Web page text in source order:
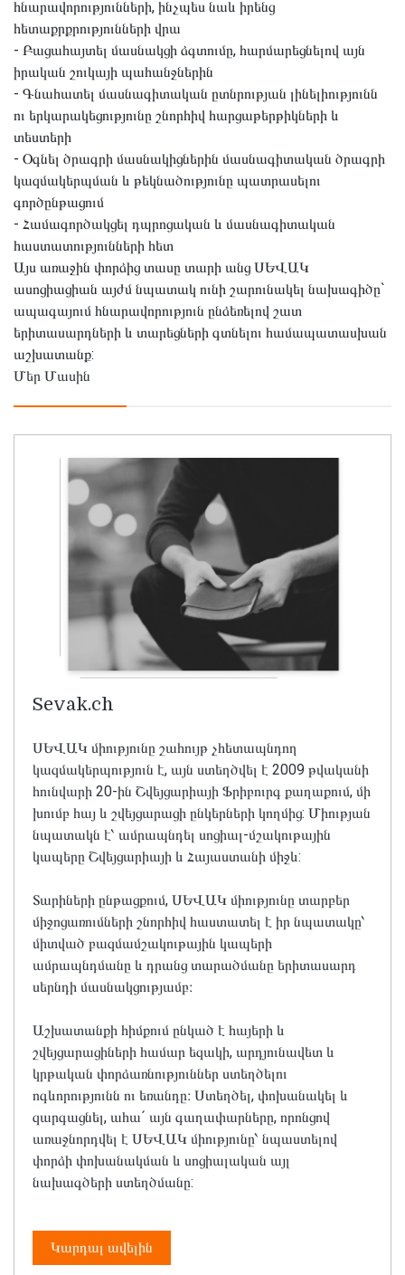
Մեր Մասին
Sevak.ch
ՍԵՎԱԿ միությունը շահույթ չհետապնդող
կազմակերպություն է, այն ստեղծվել է 2009 թվականի
հունվարի 20-ին Շվեյցարիայի Ֆրիբուրգ քաղաքում, մի
խումբ հայ և շվեյցարացի ընկերների կողմից: Միության
նպատակն է՝ ամրապնդել սոցիալ-մշակութային
կապերը Շվեյցարիայի և Հայաստանի միջև:
Տարիների ընթացքում, ՍԵՎԱԿ միությունը տարբեր
միջոցառումների շնորհիվ հաստատել է իր նպատակը՝
միտված բազմամշակութային կապերի
ամրապնդմանը և դրանց տարածմանը երիտասարդ
սերնդի մասնակցությամբ։
Աշխատանքի հիմքում ընկած է հայերի և
շվեյցարացիների համար եզակի, արդյունավետ և
կրթական փորձառնություններ ստեղծելու
ոգևորությունն ու եռանդը։ Ստեղծել, փոխանակել և
զարգացնել, ահա´ այն գաղափարները, որոնցով
առաջնորդվել է ՍԵՎԱԿ միությունը՝ նպաստելով
փորձի փոխանակման և սոցիալական այլ
նախագծերի ստեղծմանը:
Կարդալ ավելին
հնարավորությունների, ինչպես նաև իրենց
հետաքրքրությունների վրա
- Բացահայտել մասնակցի ձգտումը, հարմարեցնելով այն
իրական շուկայի պահանջներին
- Գնահատել մասնագիտական ըտնրության լինելիությունն
ու երկարակեցությունը շնորհիվ հարցաթերթիկների և
տեստերի
- Օգնել ծրագրի մասնակիցներին մասնագիտական ծրագրի
կազմակերպման և թեկնածությունը պատրասելու
գործընթացում
- Համագործակցել դպրոցական և մասնագիտական
հաստատությունների հետ
Այս առաջին փորձից տասը տարի անց ՍԵՎԱԿ
ասոցիացիան այժմ նպատակ ունի շարունակել նախագիծը`
ապագայում հնարավորություն ընձեռելով շատ
երիտասարդների և տարեցների գտնելու համապատասխան
աշխատանք: